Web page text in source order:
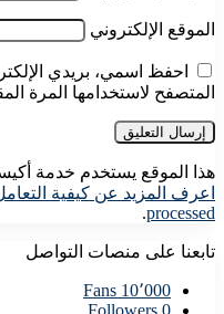
الموقع الإلكتروني
احفظ اسمي، بريدي
المتصفح لاستخدامها المرة
هذا الموقع يستخدم خدمة
اعرف المزيد عن كيفية
processed
.
تابعنا على منصات التواصل
10٬000 Fans